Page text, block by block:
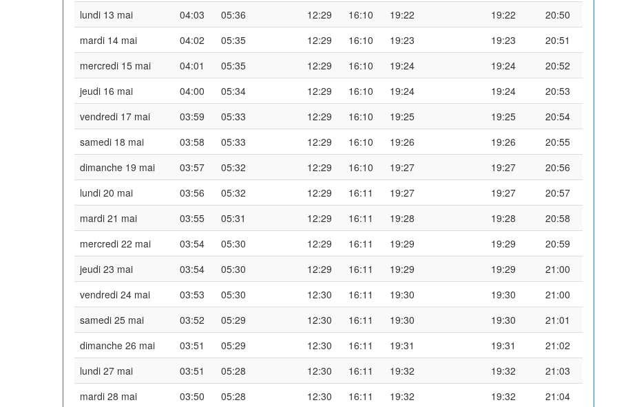
lundi 13 mai
04:03 05:36 12:29 16:10 19:22 19:22
20:50
mardi 14 mai
04:02 05:35 12:29 16:10 19:23 19:23
20:51
mercredi 15 mai
04:01 05:35 12:29 16:10 19:24 19:24
20:52
jeudi 16 mai
04:00 05:34 12:29 16:10 19:24 19:24
20:53
vendredi 17 mai
03:59 05:33 12:29 16:10 19:25 19:25
20:54
samedi 18 mai
03:58 05:33 12:29 16:10 19:26 19:26
20:55
dimanche 19 mai
03:57 05:32 12:29 16:10 19:27 19:27
20:56
lundi 20 mai
03:56 05:32 12:29 16:11 19:27 19:27
20:57
mardi 21 mai
03:55 05:31 12:29 16:11 19:28 19:28
20:58
mercredi 22 mai
03:54 05:30 12:29 16:11 19:29 19:29
20:59
jeudi 23 mai
03:54 05:30 12:29 16:11 19:29 19:29
21:00
vendredi 24 mai
03:53 05:30 12:30 16:11 19:30 19:30
21:00
samedi 25 mai
03:52 05:29 12:30 16:11 19:30 19:30
21:01
dimanche 26 mai
03:51 05:29 12:30 16:11 19:31 19:31
21:02
lundi 27 mai
03:51 05:28 12:30 16:11 19:32 19:32
21:03
mardi 28 mai
03:50 05:28 12:30 16:11 19:32 19:32
21:04